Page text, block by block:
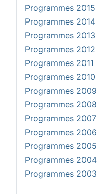
Programmes 2015
Programmes 2014
Programmes 2013
Programmes 2012
Programmes 2011
Programmes 2010
Programmes 2009
Programmes 2008
Programmes 2007
Programmes 2006
Programmes 2005
Programmes 2004
Programmes 2003